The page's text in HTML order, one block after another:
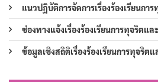
แนวปฏิบัติการจัดการเรื่องร้องเรียนก
ช่องทางแจ้งเรื่องร้องเรียนการทุจริตแ
ข้อมูลเชิงสถิติเรื่องร้องเรียนการทุจริ